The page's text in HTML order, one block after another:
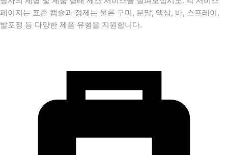
페이지는 표준 캡슐과 정제는 물론 구미, 분말, 액상, 바, 스프레이,
발포정 등 다양한 제품 유형을 지원합니다.